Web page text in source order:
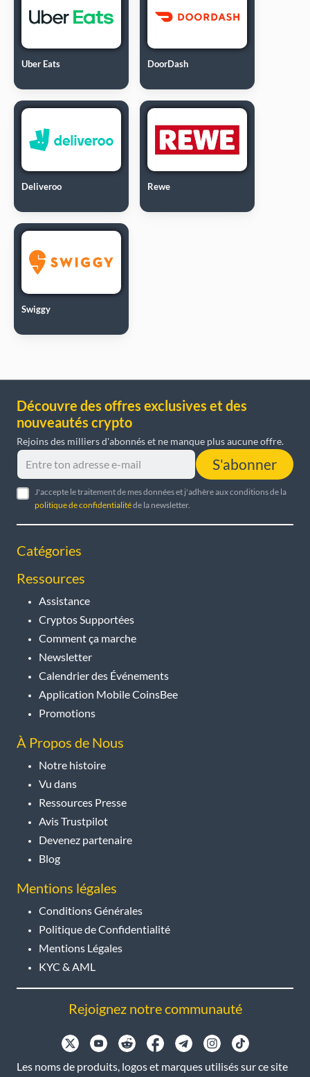
Uber Eats DoorDash
Deliveroo Rewe
Swiggy
Découvre des offres exclusives et des
nouveautés crypto
Rejoins des milliers d'abonnés et ne manque plus aucune offre.
S'abonner
J'accepte le traitement de mes données et j'adhère aux conditions de la
politique de confidentialitéde la newsletter.
Catégories
Ressources
Assistance
Cryptos Supportées
Comment ça marche
Newsletter
Calendrier des Événements
Application Mobile CoinsBee
Promotions
À Propos de Nous
Notre histoire
Vu dans
Ressources Presse
Avis Trustpilot
Devenez partenaire
Blog
Mentions légales
Conditions Générales
Politique de Confidentialité
Mentions Légales
KYC & AML
Rejoignez notre communauté
Les noms de produits, logos et marques utilisés sur ce site